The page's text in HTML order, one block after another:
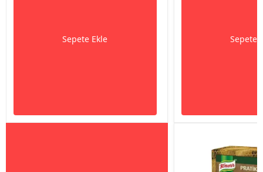
Sepete Ekle Sepete